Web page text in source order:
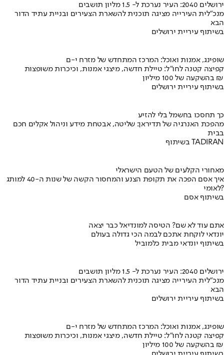
ירושלים 2040: העיר נערכת ל- 1.5 מליון תושבים
מנכ"לית העירייה מציגה תוכנית להשארת הצעירים ובניית עתיד הדור
הבא
בשיתוף עיריית ירושלים
שופינג, אמנות ואוכל: המרכז המתחדש של מזרח י-ם
קפיצה קטנה לחו"ל: טיילת חדשה, מיצגי אמנות, וכיכרות משופצות
בהשקעה של 100 מיליון ₪
בשיתוף עיריית ירושלים
כך תחסכו בחשמל בלי להזיע
מהפכת האנרגיה של תדיראן: שליטה, אבטחת מידע וניהול אקלים חכם
בבית
בשיתוף TADIRAN
מאחורי הקלעים של הטעם הישראלי
איך אסם הפכה את תקופת הצנע והמחסור הקשה של שנות ה-40 למותג
לאומי?
בשיתוף אסם
אתם עוד לא שם? הטיסה למונדיאל כבר יצאה
יונדאי לוקחת אתכם לבמה הכי גדולה בעולם
בשיתוף יונדאי מבית כלמוביל
ירושלים 2040: העיר נערכת ל- 1.5 מליון תושבים
מנכ"לית העירייה מציגה תוכנית להשארת הצעירים ובניית עתיד הדור
הבא
בשיתוף עיריית ירושלים
שופינג, אמנות ואוכל: המרכז המתחדש של מזרח י-ם
קפיצה קטנה לחו"ל: טיילת חדשה, מיצגי אמנות, וכיכרות משופצות
בהשקעה של 100 מיליון ₪